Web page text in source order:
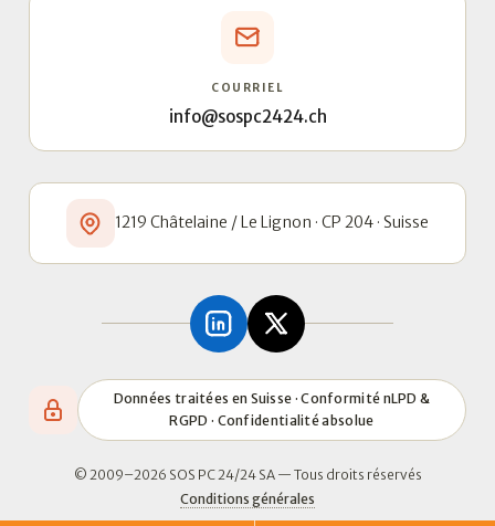
COURRIEL
info@sospc2424.ch
1219 Châtelaine / Le Lignon · CP 204 · Suisse
Données traitées en Suisse · Conformité nLPD &
RGPD · Confidentialité absolue
© 2009–2026 SOS PC 24/24 SA — Tous droits réservés
Conditions générales